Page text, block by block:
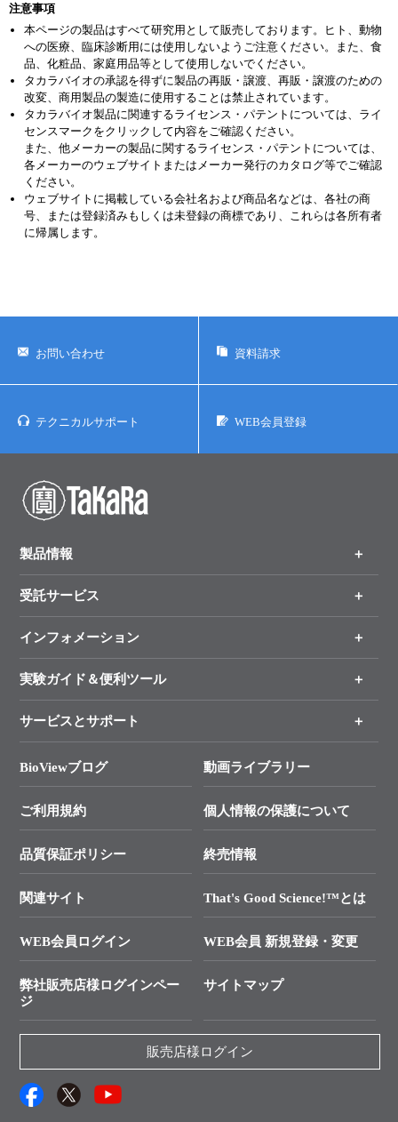
注意事項
本ページの製品はすべて研究用として販売しております。ヒト、動物
への医療、臨床診断用には使用しないようご注意ください。また、食
品、化粧品、家庭用品等として使用しないでください。
タカラバイオの承認を得ずに製品の再販・譲渡、再販・譲渡のための
改変、商用製品の製造に使用することは禁止されています。
タカラバイオ製品に関連するライセンス・パテントについては、ライ
センスマークをクリックして内容をご確認ください。
また、他メーカーの製品に関するライセンス・パテントについては、
各メーカーのウェブサイトまたはメーカー発行のカタログ等でご確認
ください。
ウェブサイトに掲載している会社名および商品名などは、各社の商
号、または登録済みもしくは未登録の商標であり、これらは各所有者
に帰属します。
お問い合わせ 資料請求
テクニカルサポート WEB会員登録
製品情報
製品一覧
手法から製品を探す
新製品情報
受託サービス
オンライン注文
インフォメーション
キャンペーン
タカラバイオ各種会員募集のお知らせ
終売製品のお知らせ
価格改定のご案内
タカラバイオ発表文献
実験ガイド＆便利ツール
リアルタイムPCR実験のススメ
幹細胞・再生医療研究ガイド
クローニング実験ガイド
SMARTer NGSポータルサイト
プライマー設計
制限酵素切断サイトの検索
ユーザーズボイス集
エピジェネティクス実験ガイド
抗体検索サイト
サービスとサポート
総合お問い合わせ
├ 実験コンシェルジュ
├ 受託サービスお問い合わせ
└ カスタム製造お問い合わせ
資料請求 機器関連
資料請求 受託関連
資料請求 核酸抽出・精製カタログ
サンプル請求一覧
BioViewブログ 動画ライブラリー
ご利用規約 個人情報の保護について
品質保証ポリシー 終売情報
関連サイト That's Good Science!™とは
WEB会員ログイン WEB会員 新規登録・変更
弊社販売店様ログインペー
ジ
サイトマップ
販売店様ログイン